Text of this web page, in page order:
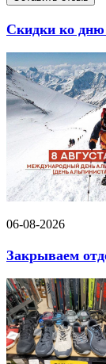
Скидки ко
06-08-2026
Закрываем